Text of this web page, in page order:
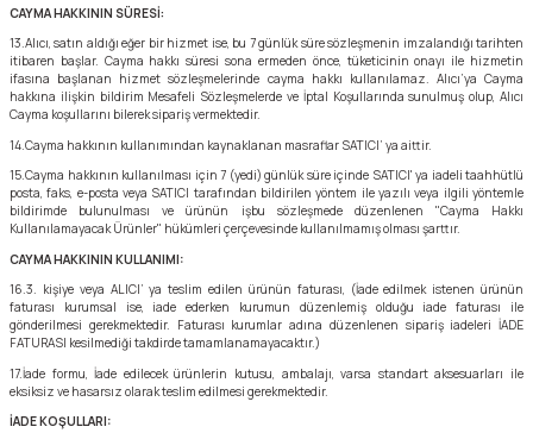
CAYMA HAKKININ SÜRESİ:
13.Alıcı, satın aldığı eğer bir hizmet ise, bu 7 günlük süre sözleşmenin imzalandığı tarihten
itibaren başlar. Cayma hakkı süresi sona ermeden önce, tüketicinin onayı ile hizmetin
ifasına başlanan hizmet sözleşmelerinde cayma hakkı kullanılamaz. Alıcı’ya Cayma
hakkına ilişkin bildirim Mesafeli Sözleşmelerde ve İptal Koşullarında sunulmuş olup, Alıcı
Cayma koşullarını bilerek sipariş vermektedir.
14.Cayma hakkının kullanımından kaynaklanan masraflar SATICI’ ya aittir.
15.Cayma hakkının kullanılması için 7 (yedi) günlük süre içinde SATICI' ya iadeli taahhütlü
posta, faks, e-posta veya SATICI tarafından bildirilen yöntem ile yazılı veya ilgili yöntemle
bildirimde bulunulması ve ürünün işbu sözleşmede düzenlenen "Cayma Hakkı
Kullanılamayacak Ürünler" hükümleri çerçevesinde kullanılmamış olması şarttır.
CAYMA HAKKININ KULLANIMI:
16.3. kişiye veya ALICI’ ya teslim edilen ürünün faturası, (İade edilmek istenen ürünün
faturası kurumsal ise, iade ederken kurumun düzenlemiş olduğu iade faturası ile
gönderilmesi gerekmektedir. Faturası kurumlar adına düzenlenen sipariş iadeleri İADE
FATURASI kesilmediği takdirde tamamlanamayacaktır.)
17.İade formu, İade edilecek ürünlerin kutusu, ambalajı, varsa standart aksesuarları ile
eksiksiz ve hasarsız olarak teslim edilmesi gerekmektedir.
İADE KOŞULLARI: